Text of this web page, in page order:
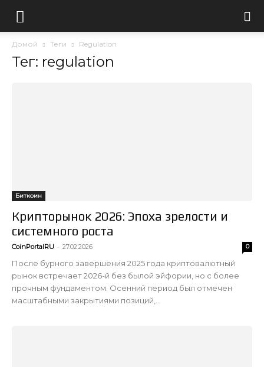
Домой Теги Regulation
Тег: regulation
Биткоин
Крипторынок 2026: Эпоха зрелости и
системного роста
CoinPortalRU - 27.02.2026 0
После бурного завершения 2025 года криптовалютный
рынок встречает 2026-й без былой эйфории, но с более
прочным фундаментом. Осенний период был отмечен
масштабными закрытиями позиций,...